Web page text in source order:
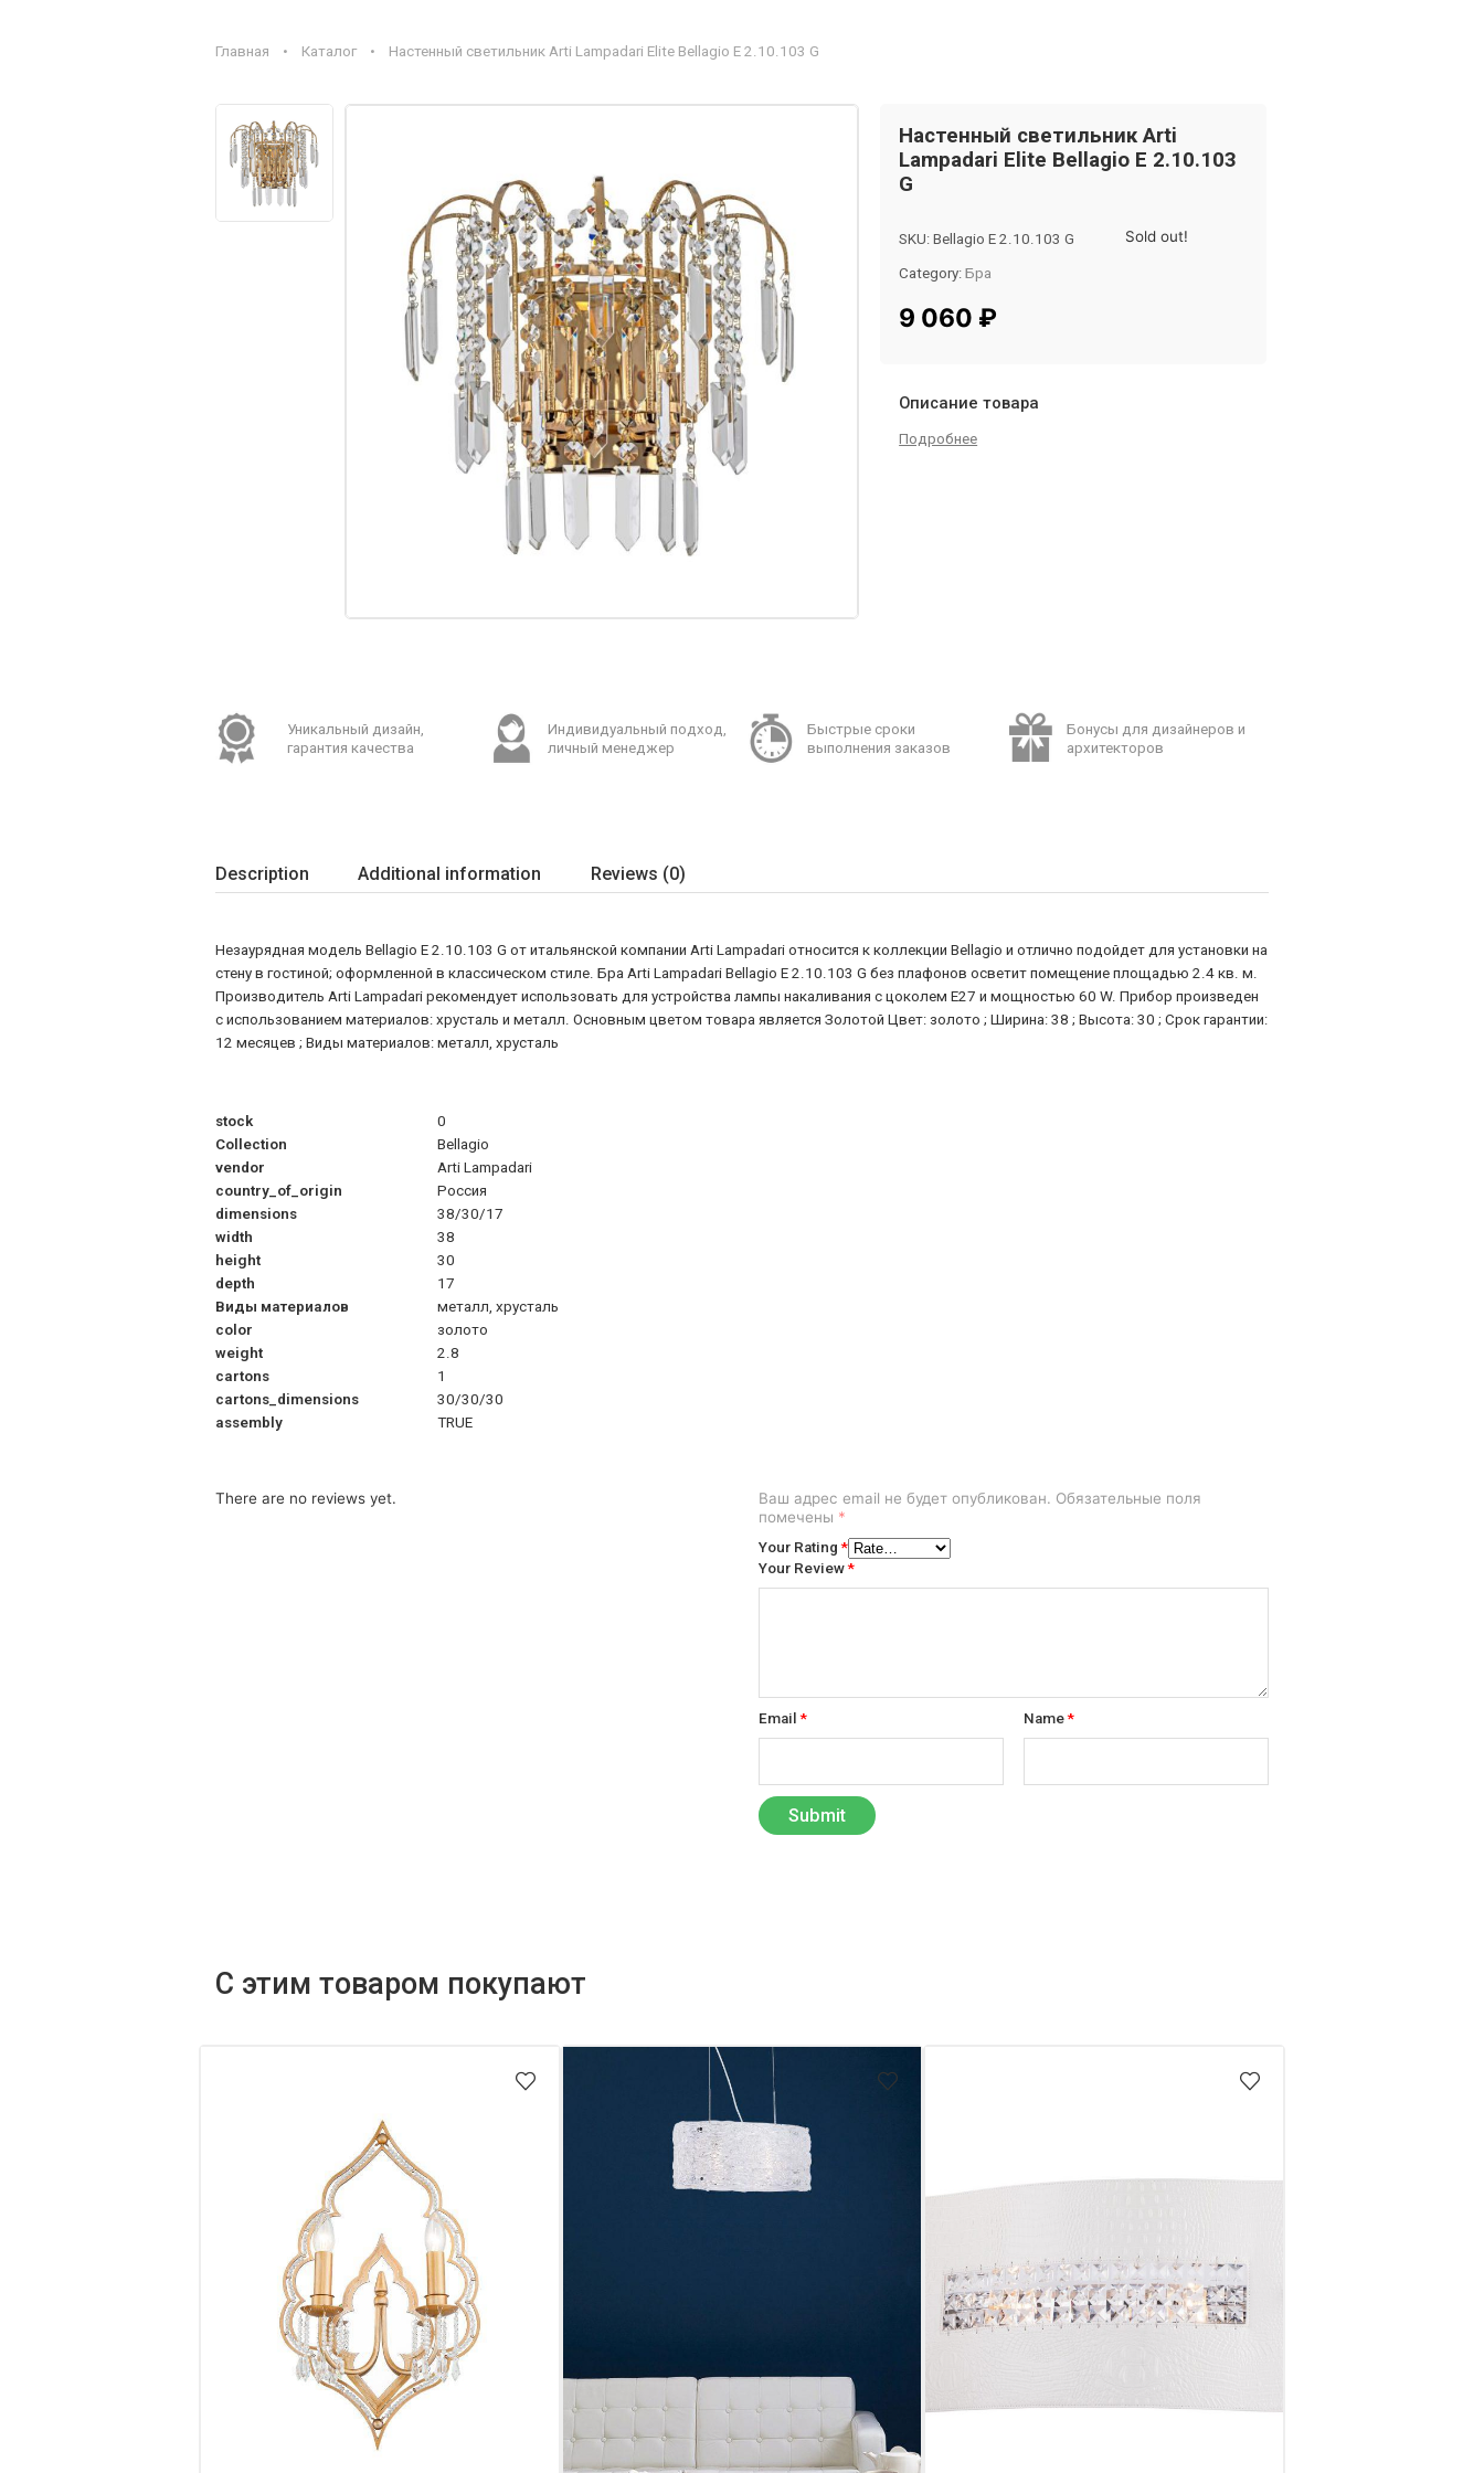
Главная • Каталог• Настенный светильник Arti Lampadari Elite Bellagio E 2.10.103 G
Настенный светильник Arti
Lampadari Elite Bellagio E 2.10.103
G
SKU: Bellagio E 2.10.103 G
Category: Бра
Tag: InMyRoom
Sold out!
9 060 ₽
Описание товара
Подробнее
Уникальный дизайн,
гарантия качества
Индивидуальный подход,
личный менеджер
Быстрые сроки
выполнения заказов
Бонусы для дизайнеров и
архитекторов
Description Additional information Reviews (0)
Незаурядная модель Bellagio E 2.10.103 G от итальянской компании Arti Lampadari относится к коллекции Bellagio и отлично подойдет для установки на
стену в гостиной; оформленной в классическом стиле. Бра Arti Lampadari Bellagio E 2.10.103 G без плафонов осветит помещение площадью 2.4 кв. м.
Производитель Arti Lampadari рекомендует использовать для устройства лампы накаливания с цоколем E27 и мощностью 60 W. Прибор произведен
с использованием материалов: хрусталь и металл. Основным цветом товара является Золотой Цвет: золото ; Ширина: 38 ; Высота: 30 ; Срок гарантии:
12 месяцев ; Виды материалов: металл, хрусталь
stock
0
Collection
Bellagio
vendor
Arti Lampadari
country_of_origin
Россия
dimensions
38/30/17
width
38
height
30
depth
17
Виды материалов
металл, хрусталь
color
золото
weight
2.8
cartons
1
cartons_dimensions
30/30/30
assembly
TRUE
There are no reviews yet. Ваш адрес email не будет опубликован. Обязательные поля
помечены *
Your Rating*
Your Review*
Name*
Email*
С этим товаром покупают